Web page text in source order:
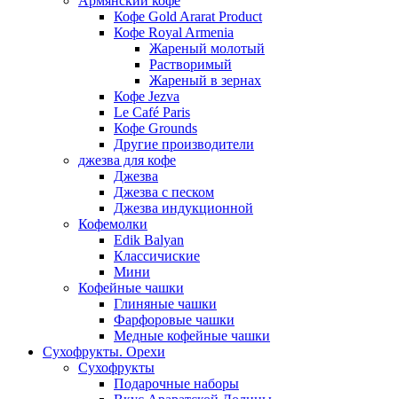
Кофе Gold Ararat Product
Кофе Royal Armenia
Жареный молотый
Растворимый
Жареный в зернах
Кофе Jezva
Le Café Paris
Кофе Grounds
Другие производители
джезва для кофе
Джезва
Джезва с песком
Джезва индукционной
Кофемолки
Edik Balyan
Классичиские
Мини
Кофейные чашки
Глиняные чашки
Фарфоровые чашки
Медные кофейные чашки
Сухофрукты. Орехи
Сухофрукты
Подарочные наборы